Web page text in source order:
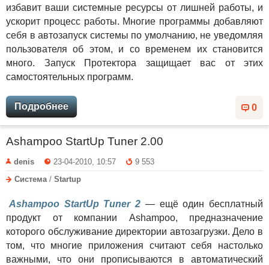
избавит ваши системные ресурсы от лишней работы, и
ускорит процесс работы. Многие программы добавляют
себя в автозапуск системы по умолчанию, не уведомляя
пользователя об этом, и со временем их становится
много. Запуск Протектора защищает вас от этих
самостоятельных программ.
0
Подробнее
Ashampoo StartUp Tuner 2.00
denis 23-04-2010, 10:57
9 553
Система/ Startup
Ashampoo StartUp Tuner 2 — ещё один бесплатный
продукт от компании Ashampoo, предназначение
которого обслуживание директории автозагрузки. Дело в
том, что многие приложения считают себя настолько
важными, что они прописываются в автоматический